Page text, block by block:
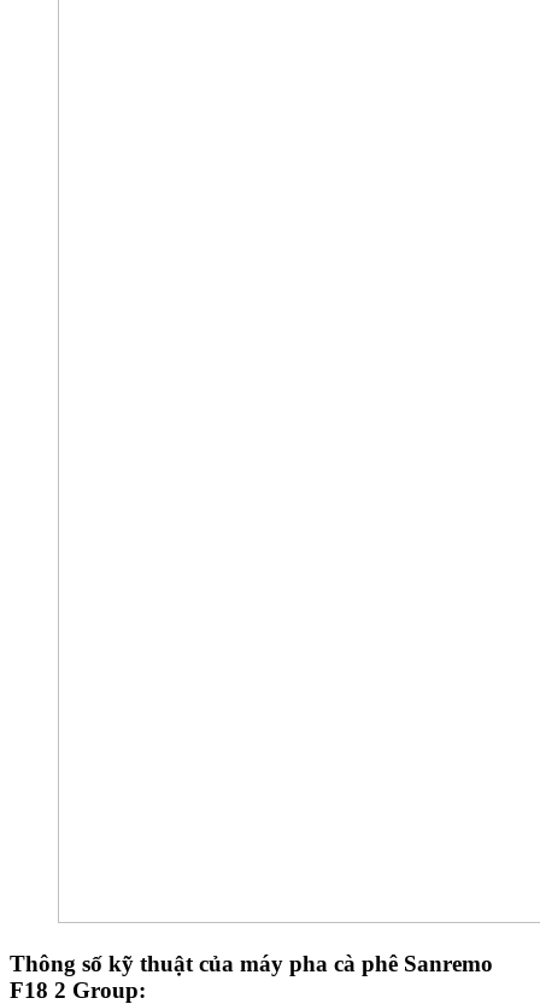
Thông số kỹ thuật của máy pha cà phê Sanremo
F18 2 Group: